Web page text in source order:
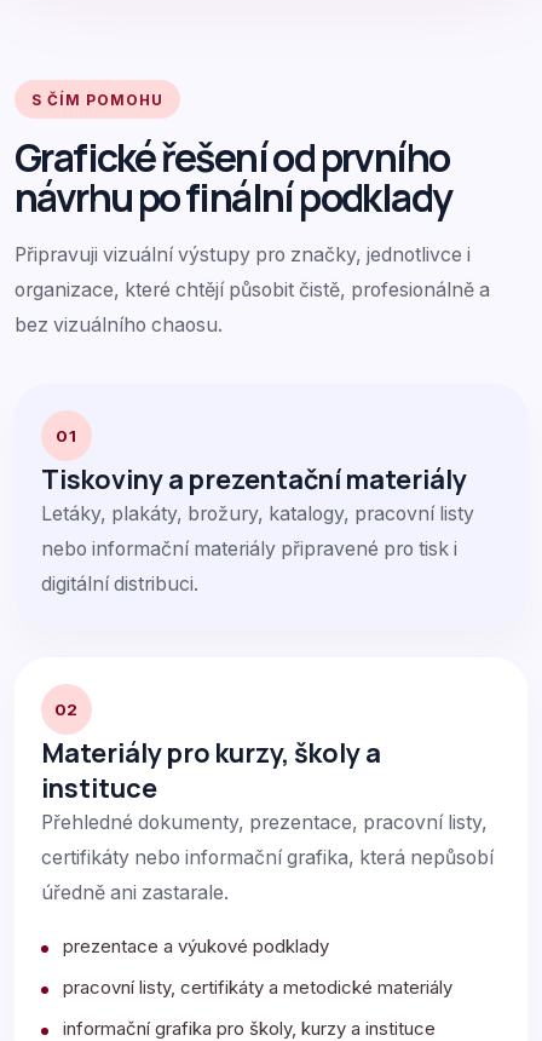
S ČÍM POMOHU
Grafické řešení od prvního
návrhu po finální podklady
Připravuji vizuální výstupy pro značky, jednotlivce i
organizace, které chtějí působit čistě, profesionálně a
bez vizuálního chaosu.
01
Tiskoviny a prezentační materiály
Letáky, plakáty, brožury, katalogy, pracovní listy
nebo informační materiály připravené pro tisk i
digitální distribuci.
02
Materiály pro kurzy, školy a
instituce
Přehledné dokumenty, prezentace, pracovní listy,
certifikáty nebo informační grafika, která nepůsobí
úředně ani zastarale.
prezentace a výukové podklady
pracovní listy, certifikáty a metodické materiály
informační grafika pro školy, kurzy a instituce